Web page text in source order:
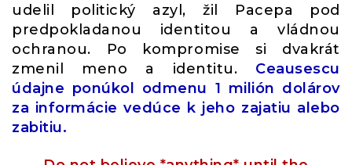
udelil politický azyl, žil Pacepa pod
predpokladanou identitou a vládnou
ochranou. Po kompromise si dvakrát
zmenil meno a identitu. Ceausescu
údajne ponúkol odmenu 1 milión dolárov
za informácie vedúce k jeho zajatiu alebo
zabitiu.